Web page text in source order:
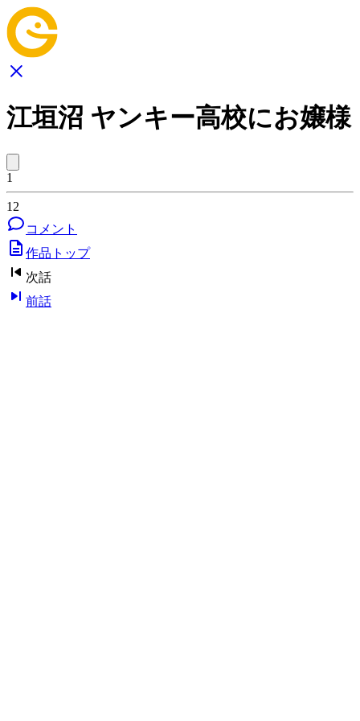
江垣沼 ヤンキー高校にお嬢様
1
12
コメント
作品トップ
次話
前話